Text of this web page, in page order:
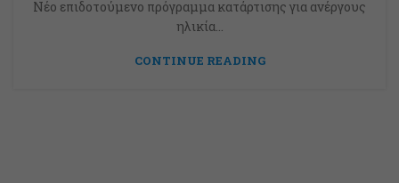
Νέο επιδοτούμενο πρόγραμμα κατάρτισης για ανέργους
ηλικία...
CONTINUE READING